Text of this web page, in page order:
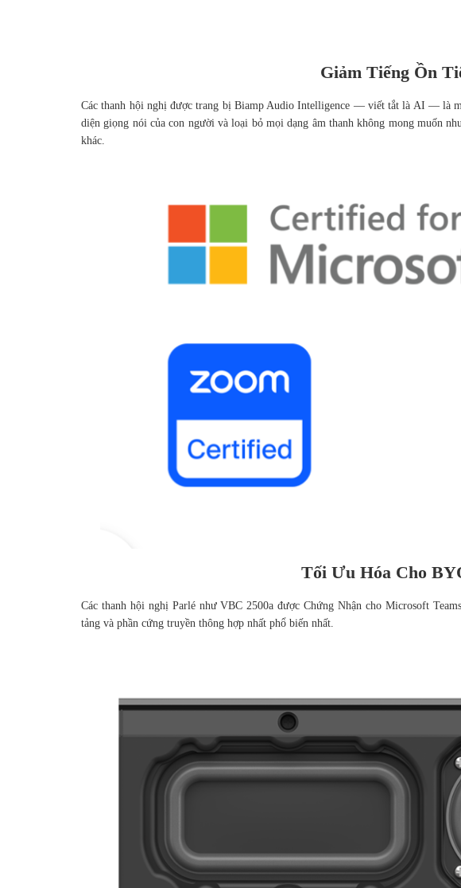
Giảm Tiếng Ồn
Các thanh hội nghị được trang bị Biamp Audio Intelligence — viết tắt là AI — là
diện giọng nói của con người và loại bỏ mọi dạng âm thanh không mong muốn
khác.
Tối Ưu Hóa Cho
Các thanh hội nghị Parlé như VBC 2500a được Chứng Nhận cho Microsoft
tảng và phần cứng truyền thông hợp nhất phổ biến nhất.